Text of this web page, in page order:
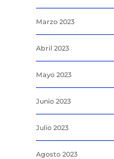
Marzo 2023
Abril 2023
Mayo 2023
Junio 2023
Julio 2023
Agosto 2023